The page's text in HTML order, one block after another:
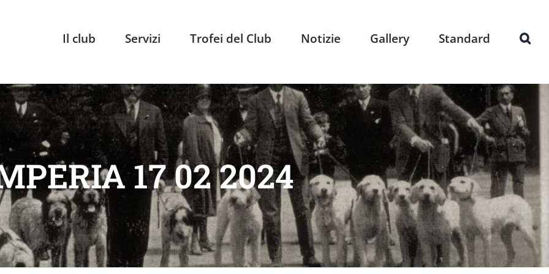
Il club Servizi Trofei del Club Notizie Gallery Standard
17 02 2024